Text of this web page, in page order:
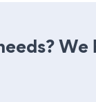
We